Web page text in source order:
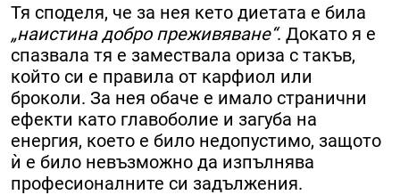
Тя споделя, че за нея кето диетата е била
„наистина добро преживяване“. Докато я е
спазвала тя е замествала ориза с такъв,
който си е правила от карфиол или
броколи. За нея обаче е имало странични
ефекти като главоболие и загуба на
енергия, което е било недопустимо, защото
ѝ е било невъзможно да изпълнява
професионалните си задължения.